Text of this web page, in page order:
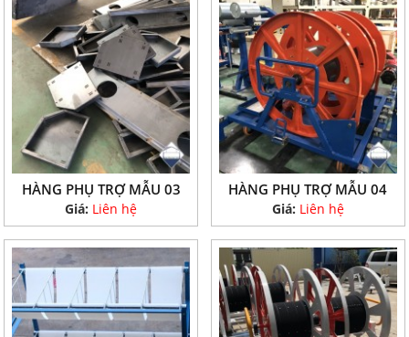
HÀNG PHỤ TRỢ MẪU 03
Giá: Liên hệ
HÀNG PHỤ TRỢ MẪU 04
Giá: Liên hệ